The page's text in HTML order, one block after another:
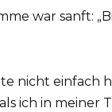
war sanft:
nicht einfach
ich in meiner